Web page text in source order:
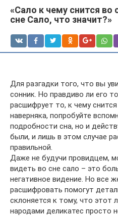
«Сало к чему снится во
сне Сало, что значит?»
Для разгадки того, что вы
сонник. Но правдиво ли его
расшифрует то, к чему
наверняка, попробуйте
подробности сна, но и
были, и лишь в этом случае
правильной.
Даже не будучи провидцем,
видеть во сне сало – это
негативное видение. Но все
расшифровать помогут
склоняется к тому, что этот
народами деликатес просто